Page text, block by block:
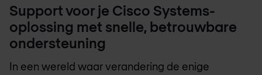
Support voor je Cisco Systems-
oplossing met snelle, betrouwbare
ondersteuning
In een wereld waar verandering de enige